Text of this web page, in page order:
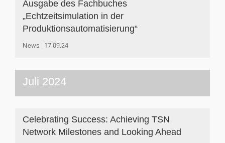
Ausgabe des Fachbuches
„Echtzeitsimulation in der
Produktionsautomatisierung“
News 17.09.24
Juli 2024
Celebrating Success: Achieving TSN
Network Milestones and Looking Ahead